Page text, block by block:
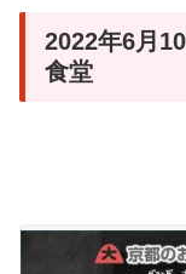
2022年6月
食堂